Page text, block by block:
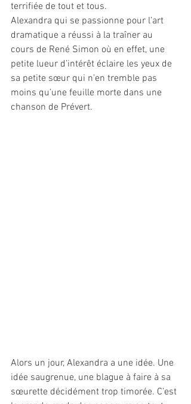
terrifiée de tout et tous.
Alexandra qui se passionne pour l’art
dramatique a réussi à la traîner au
cours de René Simon où en effet, une
petite lueur d’intérêt éclaire les yeux de
sa petite sœur qui n’en tremble pas
moins qu’une feuille morte dans une
chanson de Prévert.
Alors un jour, Alexandra a une idée. Une
idée saugrenue, une blague à faire à sa
sœurette décidément trop timorée. C’est